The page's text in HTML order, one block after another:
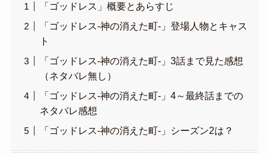
「ゴッドレス」概要とあらすじ
「ゴッドレス-神の消えた町-」登場人物とキャス
ト
「ゴッドレス-神の消えた町-」3話まで見た感想
（ネタバレ無し）
「ゴッドレス-神の消えた町-」4～最終話までの
ネタバレ感想
「ゴッドレス-神の消えた町-」シーズン2は？